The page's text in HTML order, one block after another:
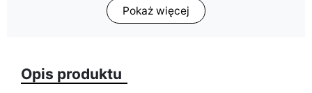
40
Wykończenie
Pokaż więcej
Opis produktu